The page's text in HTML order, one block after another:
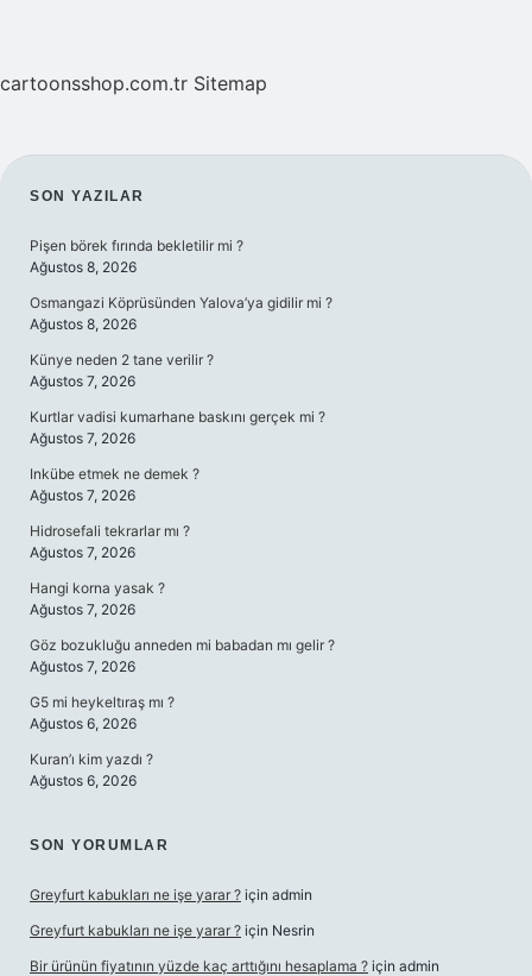
cartoonsshop.com.tr Sitemap
SIDEBAR
SON YAZILAR
Pişen börek fırında bekletilir mi ?
Ağustos 8, 2026
Osmangazi Köprüsünden Yalova’ya gidilir mi ?
Ağustos 8, 2026
Künye neden 2 tane verilir ?
Ağustos 7, 2026
Kurtlar vadisi kumarhane baskını gerçek mi ?
Ağustos 7, 2026
Inkübe etmek ne demek ?
Ağustos 7, 2026
Hidrosefali tekrarlar mı ?
Ağustos 7, 2026
Hangi korna yasak ?
Ağustos 7, 2026
Göz bozukluğu anneden mi babadan mı gelir ?
Ağustos 7, 2026
G5 mi heykeltıraş mı ?
Ağustos 6, 2026
Kuran’ı kim yazdı ?
Ağustos 6, 2026
SON YORUMLAR
Greyfurt kabukları ne işe yarar ? için admin
Greyfurt kabukları ne işe yarar ? için Nesrin
Bir ürünün fiyatının yüzde kaç arttığını hesaplama ? için admin